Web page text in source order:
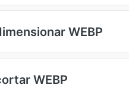
WEBP
WEBP